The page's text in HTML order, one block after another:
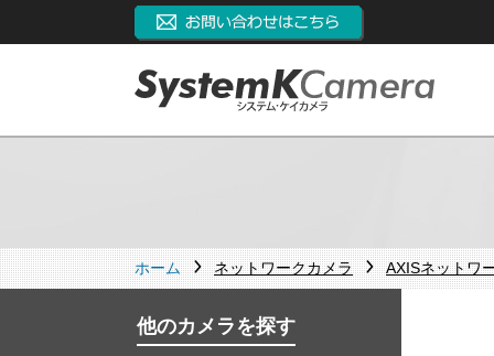
ホーム ネットワークカメラ AXISネットワ
他のカメラを探す